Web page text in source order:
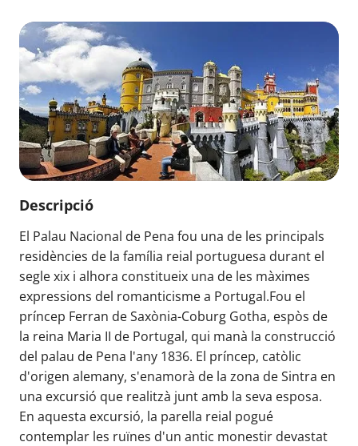
Descripció
El Palau Nacional de Pena fou una de les principals
residències de la família reial portuguesa durant el
segle xix i alhora constitueix una de les màximes
expressions del romanticisme a Portugal.Fou el
príncep Ferran de Saxònia-Coburg Gotha, espòs de
la reina Maria II de Portugal, qui manà la construcció
del palau de Pena l'any 1836. El príncep, catòlic
d'origen alemany, s'enamorà de la zona de Sintra en
una excursió que realitzà junt amb la seva esposa.
En aquesta excursió, la parella reial pogué
contemplar les ruïnes d'un antic monestir devastat